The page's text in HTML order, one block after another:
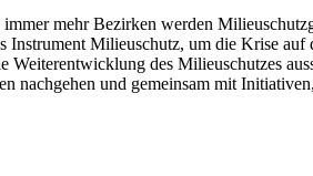
mehr Bezirken werden
Milieuschutz, um die Krise auf
des Milieuschutzes
nachgehen und gemeinsam mit